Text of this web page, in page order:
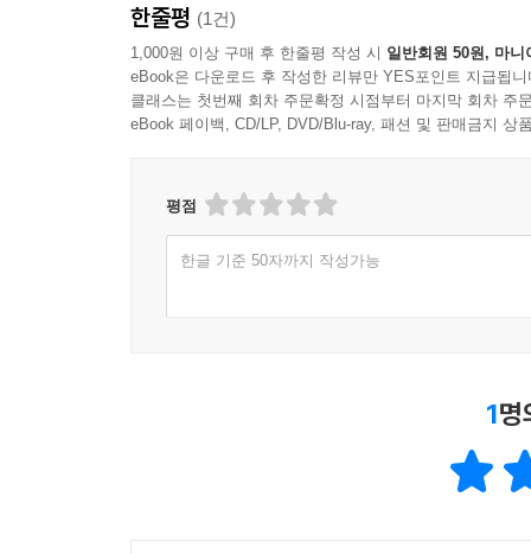
한줄평 (1건)
1,000원 이상 구매 후 한줄평 작성 시 일반회원 50원, 마니
eBook은 다운로드 후 작성한 리뷰만 YES포인트 지급됩니
클래스는 첫번째 회차 주문확정 시점부터 마지막 회차 주
eBook 페이백, CD/LP, DVD/Blu-ray, 패션 및 판매금지 상
평점
한글 기준 50자까지 작성가능
1명